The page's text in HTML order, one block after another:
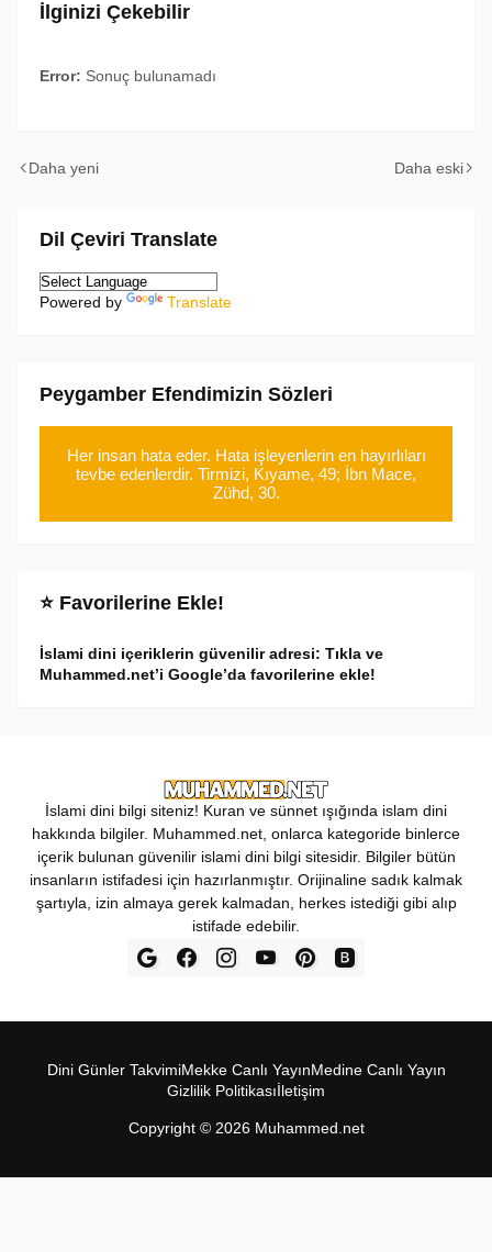
İlginizi Çekebilir
Error: Sonuç bulunamadı
Daha yeni Daha eski
Dil Çeviri Translate
Powered by Translate
Peygamber Efendimizin Sözleri
Her insan hata eder. Hata işleyenlerin en hayırlıları
tevbe edenlerdir. Tirmizi, Kıyame, 49; İbn Mace,
Zühd, 30.
⭐ Favorilerine Ekle!
İslami dini içeriklerin güvenilir adresi: Tıkla ve
Muhammed.net’i Google’da favorilerine ekle!
İslami dini bilgi siteniz! Kuran ve sünnet ışığında islam dini
hakkında bilgiler. Muhammed.net, onlarca kategoride binlerce
içerik bulunan güvenilir islami dini bilgi sitesidir. Bilgiler bütün
insanların istifadesi için hazırlanmıştır. Orijinaline sadık kalmak
şartıyla, izin almaya gerek kalmadan, herkes istediği gibi alıp
istifade edebilir.
Copyright © 2026 Muhammed.net
Dini Günler TakvimiMekke Canl‎ı Yay‎ınMedine Canl‎ı Yayı‎n
Gizlilik Politikas‎ıİletişim